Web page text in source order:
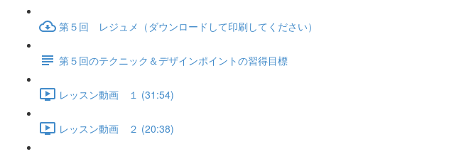
第５回 レジュメ（ダウンロードして印刷してください）
第５回のテクニック＆デザインポイントの習得目標
レッスン動画 １ (31:54)
レッスン動画 ２ (20:38)